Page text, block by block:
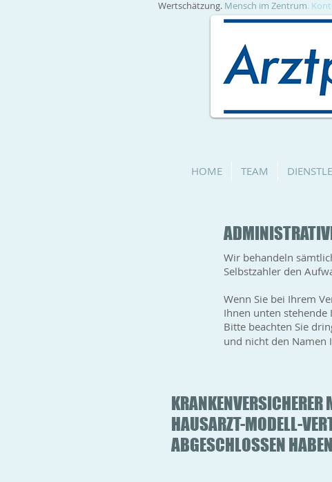
Wertschätzung. Mensch im Zentrum.
HOME TEAM
Wir behandeln
Selbstzahler den
Wenn Sie bei Ihrem
Ihnen unten
Bitte beachten Sie
und nicht den Namen
HAUSARZT-MODELL-
ABGESCHLOSSEN HABEN